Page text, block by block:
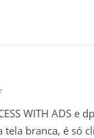
WITH ADS
branca, é só